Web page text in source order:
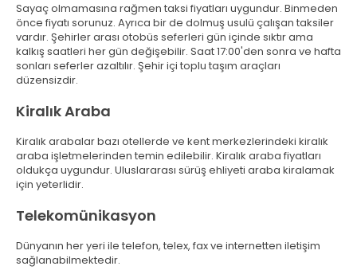
Sayaç olmamasına rağmen taksi fiyatları uygundur. Binmeden
önce fiyatı sorunuz. Ayrıca bir de dolmuş usulü çalışan taksiler
vardır. Şehirler arası otobüs seferleri gün içinde sıktır ama
kalkış saatleri her gün değişebilir. Saat 17:00'den sonra ve hafta
sonları seferler azaltılır. Şehir içi toplu taşım araçları
düzensizdir.
Kiralık Araba
Kiralık arabalar bazı otellerde ve kent merkezlerindeki kiralık
araba işletmelerinden temin edilebilir. Kiralık araba fiyatları
oldukça uygundur. Uluslararası sürüş ehliyeti araba kiralamak
için yeterlidir.
Telekomünikasyon
Dünyanın her yeri ile telefon, telex, fax ve internetten iletişim
sağlanabilmektedir.